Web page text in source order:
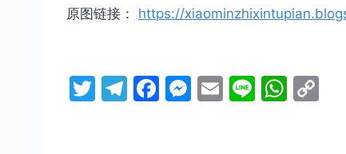
原图链接： https://
T
T
F
M E
Li W